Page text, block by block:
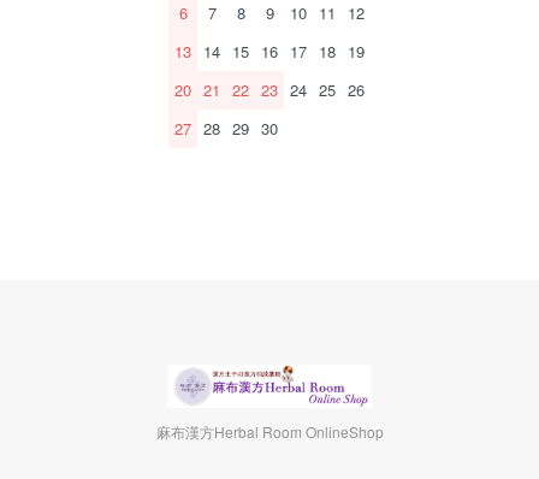
6
7 8 9 10 11
12
13 14 15 16 17 18 19
20 21 22 23 24 25 26
27 28 29 30
麻布漢方Herbal Room OnlineShop